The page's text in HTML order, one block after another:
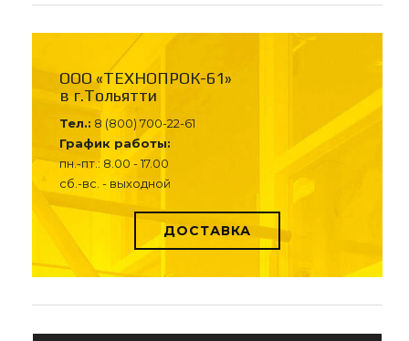
ООО «ТЕХНОПРОК-61»
в г.Тольятти
Тел.: 8 (800) 700-22-61
График работы:
пн.-пт.: 8.00 - 17.00
сб.-вс. - выходной
ДОСТАВКА